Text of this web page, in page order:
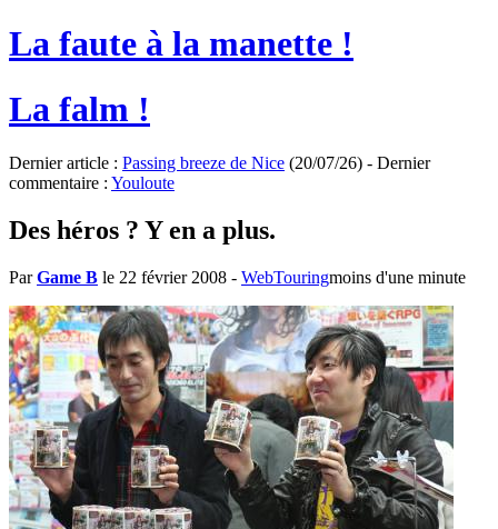
La faute à la manette !
La falm !
Dernier article : Passing breeze de Nice (20/07/26) - Dernier
commentaire : Youloute
Des héros ? Y en a plus.
ParGame B le 22 février 2008 - WebTouringmoins d'une minute